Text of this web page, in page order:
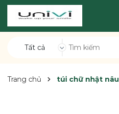
Tất cả
Trang chủ túi chữ nhật nâu